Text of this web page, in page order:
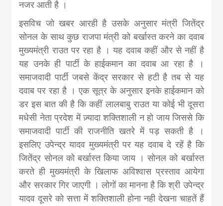
news,
khabar
नजर आती है ।
इसविच जो खबर आरही है उसके अनुसार मंत्री जितेंद्र
सोनल के साथ कुछ राजपा मंत्री को बर्खास्त करने का दवाब
मुख्यमंत्री राउत पर रहा है । यह दवाब कहीं और से नहीं है
यह उनके ही पार्टी के हाईकमान का दवाब आ रहा है ।
समाजवादी पार्टी जबसे केंद्र सरकार से हटी है तब से यह
दवाब पर रहा है । एक सूत्र के अनुसार इनके हाईकमान को
डर इस बात की है कि कहीं लालबाबु राउत या कोई भी दूसरा
मधेसी नेता प्रदेश में ज़्यादा शक्तिशाली न हो जाय जिससे कि
समाजवादी पार्टी की राजनीति खतरे में पड़ सकती है ।
इसलिए उपेन्द्र यादव मुख्यमंत्री पर यह दवाब दे रहें है कि
जितेंद्र सोनल को बर्खास्त किया जाय । सोनल को बर्खास्त
करते ही मुख्यमंत्री के खिलाफ अविश्वास प्रस्ताव आयेगा
और सरकार गिर जाएगी । लोगों का मानना है कि श्री उपेन्द्र
यादव दूसरे को सत्ता में शक्तिशाली होना नही देखना चाहतें हैं